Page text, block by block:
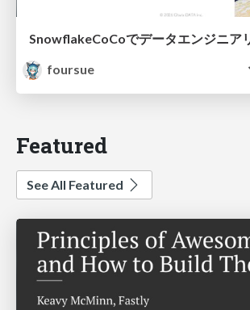
SnowflakeCoCoでデータエンジニア
foursue
Featured
See All Featured